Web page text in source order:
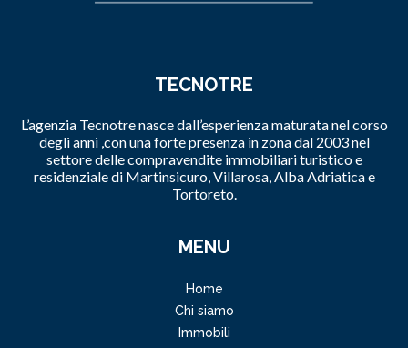
TECNOTRE
L’agenzia Tecnotre nasce dall’esperienza maturata nel corso
degli anni ,con una forte presenza in zona dal 2003 nel
settore delle compravendite immobiliari turistico e
residenziale di Martinsicuro, Villarosa, Alba Adriatica e
Tortoreto.
MENU
Home
Chi siamo
Immobili